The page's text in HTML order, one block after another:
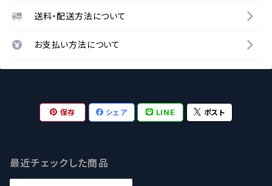
送料・配送方法について
お支払い方法について
保存 シェア LINE ポスト
最近チェックした商品